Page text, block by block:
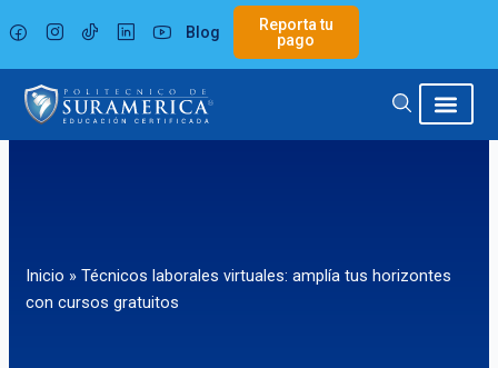
al
contenido
Blog
Reporta tu
pago
Inicio » Técnicos laborales virtuales: amplía tus horizontes
con cursos gratuitos